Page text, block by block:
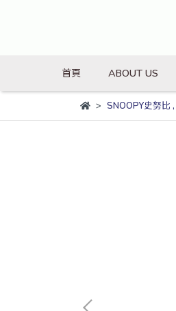
首頁 ABOUT US
SNOOPY史努比 ,